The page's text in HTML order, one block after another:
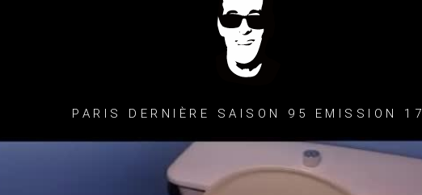
PARIS DERNIÈRE SAISON 95 EMISSION 17